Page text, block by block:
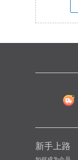
新手上路